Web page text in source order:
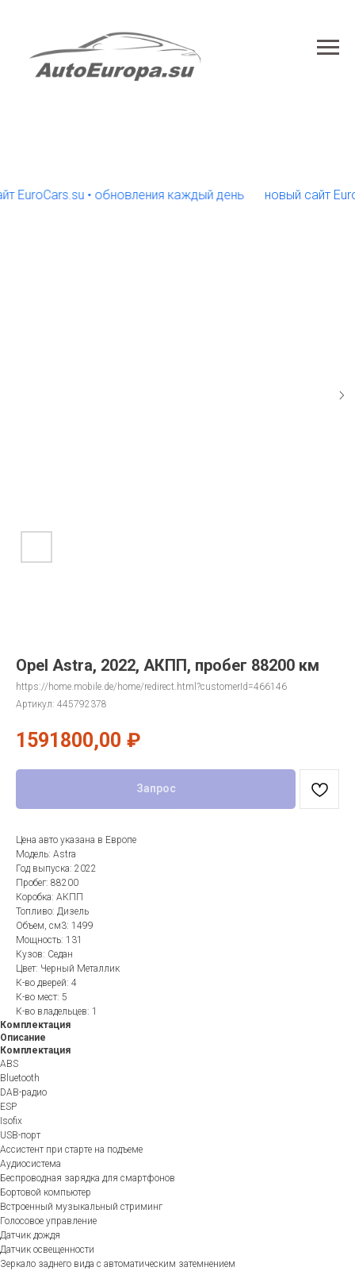
• обновления каждый день новый сайт
Opel Astra, 2022, АКПП, пробег 88200 км
https://home.mobile.de/home/redirect.html?customerId=466146
Артикул: 445792378
1591800,00 ₽
Запрос
Цена авто указана в Европе
Модель: Astra
Год выпуска: 2022
Пробег: 88200
Коробка: АКПП
Топливо: Дизель
Объем, см3: 1499
Мощность: 131
Кузов: Седан
Цвет: Черный Металлик
К-во дверей: 4
К-во мест: 5
К-во владельцев: 1
Комплектация
Описание
Комплектация
ABS
Bluetooth
DAB-радио
ESP
Isofix
USB-порт
Ассистент при старте на подъеме
Аудиосистема
Беспроводная зарядка для смартфонов
Бортовой компьютер
Встроенный музыкальный стриминг
Голосовое управление
Датчик дождя
Датчик освещенности
Зеркало заднего вида с автоматическим затемнением